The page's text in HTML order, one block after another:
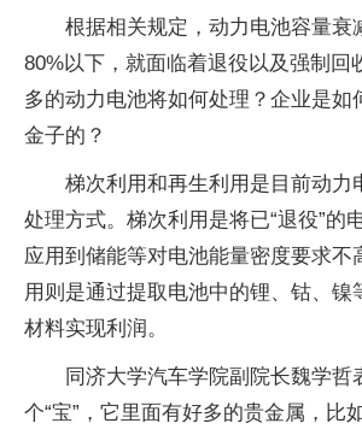
根据相关规定，动力电池容量衰
80%以下，就面临着退役以及强制回
多的动力电池将如何处理？企业是如
金子的？
梯次利用和再生利用是目前动力
处理方式。梯次利用是将已“退役”的
应用到储能等对电池能量密度要求不
用则是通过提取电池中的锂、钴、镍
材料实现利润。
同济大学汽车学院副院长魏学哲
个“宝”，它里面有好多的贵金属，比